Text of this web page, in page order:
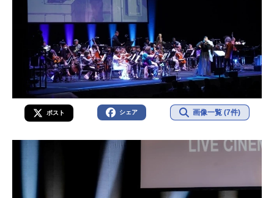
ポスト シェア 画像一覧 (7件)